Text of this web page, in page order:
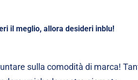
il meglio, allora desideri inblu!
sulla comodità di marca!